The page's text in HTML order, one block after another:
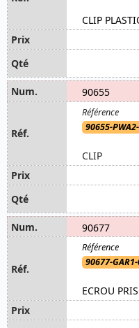
CLIP
90655
90655-
CLIP
90677
90677-
ECROU